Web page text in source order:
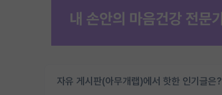
자유 게시판(아무개랩)에서 핫한 인기글은?